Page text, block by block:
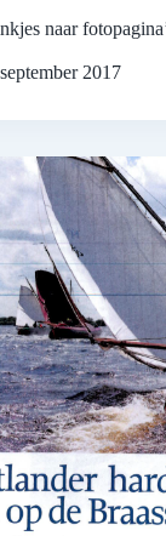
naar
2017